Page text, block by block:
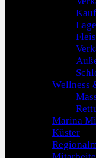
Wellness
Marina
Küster